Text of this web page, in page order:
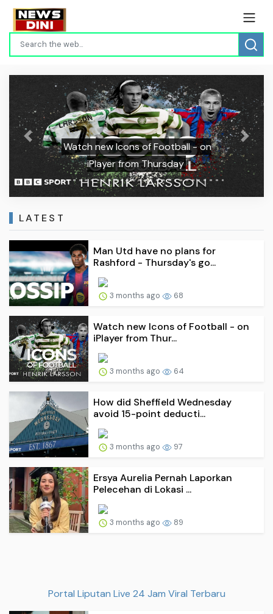
Watch new Icons of Football - on
iPlayer from Thursday
Previous Next
LATEST
Man Utd have no plans for
Rashford - Thursday's go...
3 months ago 68
Watch new Icons of Football - on
iPlayer from Thur...
3 months ago 64
How did Sheffield Wednesday
avoid 15-point deducti...
3 months ago 97
Ersya Aurelia Pernah Laporkan
Pelecehan di Lokasi ...
3 months ago 89
Portal Liputan Live 24 Jam Viral Terbaru